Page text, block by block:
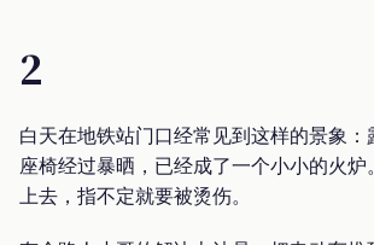
2
白天在地铁站门口经常见到这样的景象
座椅经过暴晒，已经成了一个小小的火
上去，指不定就要被烫伤。